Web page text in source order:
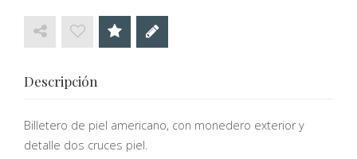
Descripción
Billetero de piel americano, con monedero exterior y
detalle dos cruces piel.